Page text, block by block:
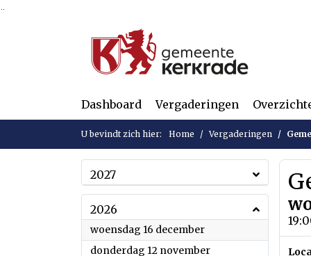
Dashboard Vergaderingen
U bevindt zich hier: Home Vergaderingen
2027
2026
woensdag 16 december2026
donderdag 12 november2026